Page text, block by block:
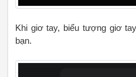
Khi giơ tay, biểu tượng giơ
bạn.